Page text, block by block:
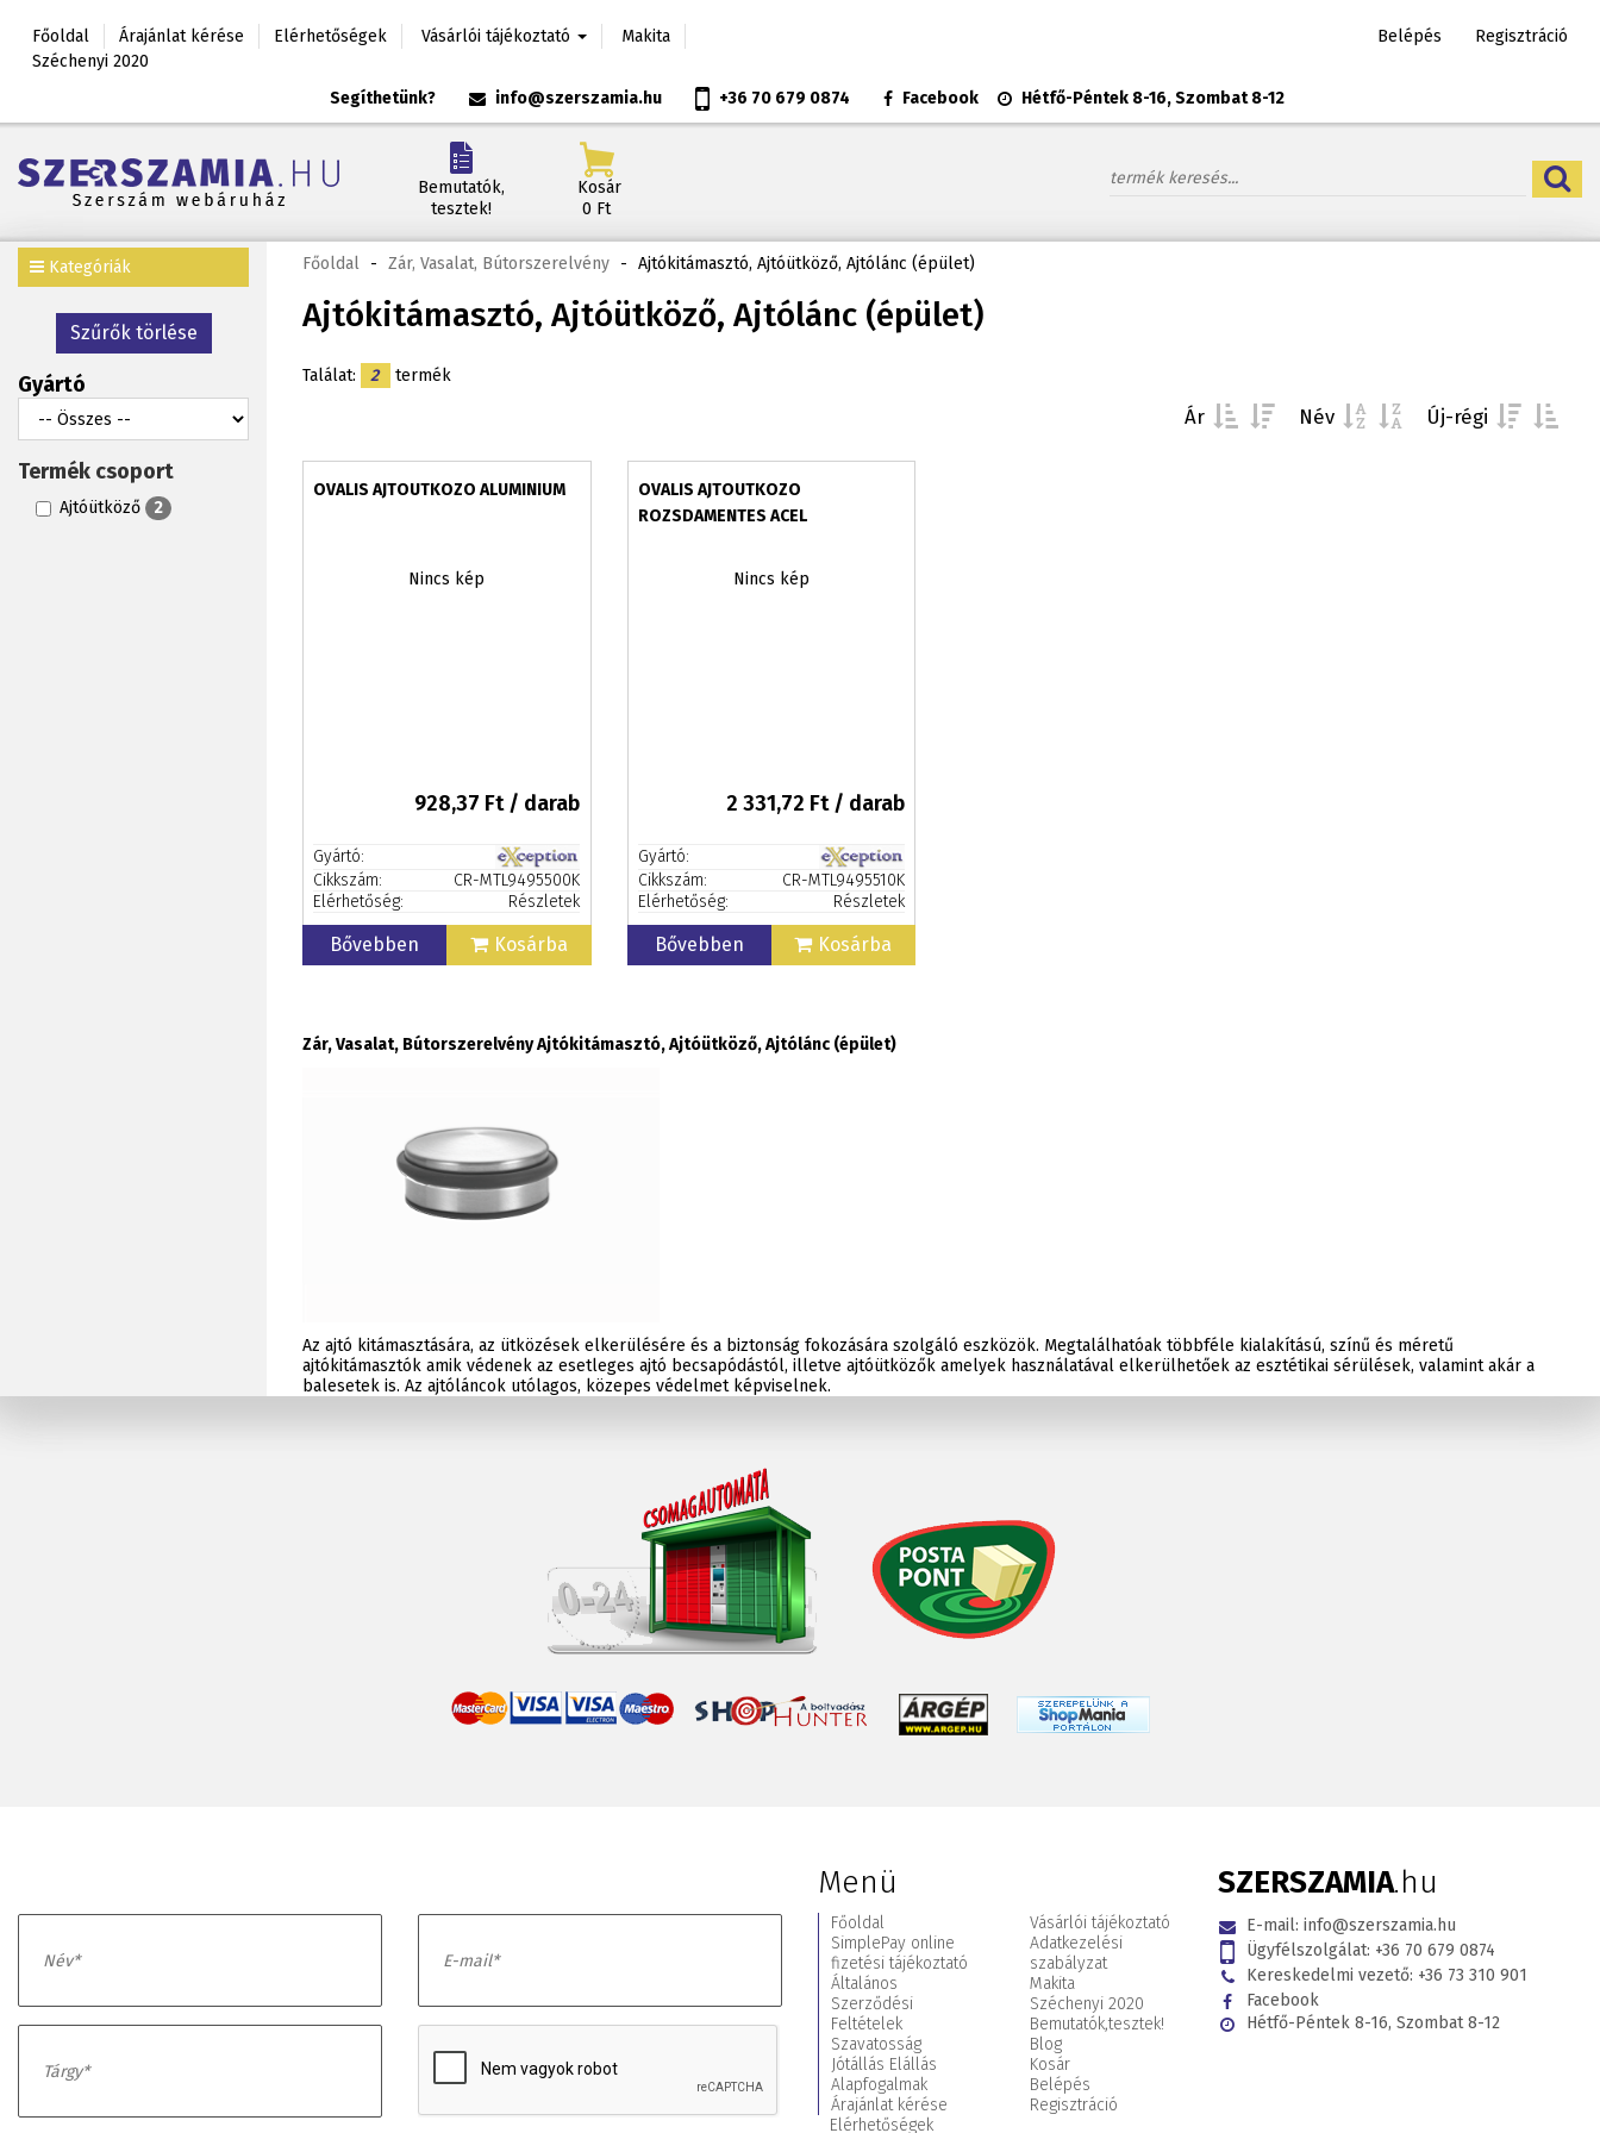
Főoldal Árajánlat kérése Elérhetőségek Vásárlói tájékoztató
Makita
Széchenyi 2020
Belépés Regisztráció
Segíthetünk? info@szerszamia.hu +36 70 679 0874 Facebook Hétfő-Péntek 8-16, Szombat 8-12
Bemutatók,
tesztek!
Kosár
0 Ft
Kategóriák
Szűrők törlése
Gyártó
Termék csoport
Ajtóütköző 2
Főoldal - Zár, Vasalat, Bútorszerelvény - Ajtókitámasztó, Ajtóütköző, Ajtólánc (épület)
Ajtókitámasztó, Ajtóütköző, Ajtólánc (épület)
Találat: 2 termék
Ár Név Új-régi
OVALIS AJTOUTKOZO ALUMINIUM
Nincs kép
928,37 Ft / darab
Gyártó:
Cikkszám:
CR-MTL9495500K
Elérhetőség:
Részletek
Bővebben Kosárba
OVALIS AJTOUTKOZO
ROZSDAMENTES ACEL
Nincs kép
2 331,72 Ft / darab
Gyártó:
Cikkszám:
CR-MTL9495510K
Elérhetőség:
Részletek
Bővebben Kosárba
Zár, Vasalat, Bútorszerelvény Ajtókitámasztó, Ajtóütköző, Ajtólánc (épület)
Az ajtó kitámasztására, az ütközések elkerülésére és a biztonság fokozására szolgáló eszközök. Megtalálhatóak többféle kialakítású, színű és méretű
ajtókitámasztók amik védenek az esetleges ajtó becsapódástól, illetve ajtóütközők amelyek használatával elkerülhetőek az esztétikai sérülések, valamint akár a
balesetek is. Az ajtóláncok utólagos, közepes védelmet képviselnek.
Menü
Főoldal
SimplePay online
fizetési tájékoztató
Általános
Szerződési
Feltételek
Szavatosság
Jótállás Elállás
Alapfogalmak
Árajánlat kérése
Elérhetőségek
Vásárlói tájékoztató
Adatkezelési
szabályzat
Makita
Széchenyi 2020
Bemutatók,tesztek!
Blog
Kosár
Belépés
Regisztráció
SZERSZAMIA.hu
E-mail: info@szerszamia.hu
Ügyfélszolgálat: +36 70 679 0874
Kereskedelmi vezető: +36 73 310 901
Facebook
Hétfő-Péntek 8-16, Szombat 8-12